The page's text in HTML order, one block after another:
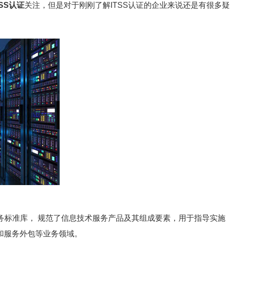
认证关注，但是对于刚刚了解ITSS认证的企业来说还是有很多疑
准库， 规范了信息技术服务产品及其组成要素，用于指导实施
务外包等业务领域。